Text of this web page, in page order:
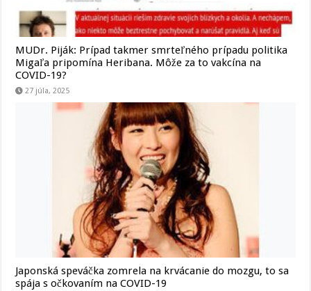
MUDr. Piják: Prípad takmer smrteľného prípadu politika
Migaľa pripomína Heribana. Môže za to vakcína na
COVID-19?
27 júla, 2025
Japonská speváčka zomrela na krvácanie do mozgu, to sa
spája s očkovaním na COVID-19